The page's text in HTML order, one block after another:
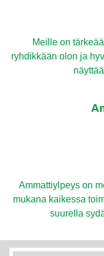
Meille on
ryhdikkään olon ja
Ammattiylpeys on
mukana kaikessa
suurella